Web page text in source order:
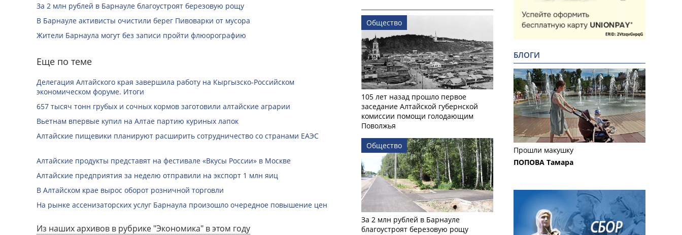
За 2 млн рублей в Барнауле благоустроят березовую рощу
В Барнауле активисты очистили берег Пивоварки от мусора
Жители Барнаула могут без записи пройти флюорографию
Еще по теме
Делегация Алтайского края завершила работу на Кыргызско-Российском
экономическом форуме. Итоги
657 тысяч тонн грубых и сочных кормов заготовили алтайские аграрии
Вьетнам впервые купил на Алтае партию куриных лапок
Алтайские пищевики планируют расширить сотрудничество со странами ЕАЭС
Алтайские продукты представят на фестивале «Вкусы России» в Москве
Алтайские предприятия за неделю отправили на экспорт 1 млн яиц
В Алтайском крае вырос оборот розничной торговли
На рынке ассенизаторских услуг Барнаула произошло очередное повышение цен
Из наших архивов в рубрике "Экономика" в этом году
Общество
105 лет назад прошло первое
заседание Алтайской губернской
комиссии помощи голодающим
Поволжья
Общество
За 2 млн рублей в Барнауле
благоустроят березовую рощу
БЛОГИ
Прошли макушку
ПОПОВА Тамара